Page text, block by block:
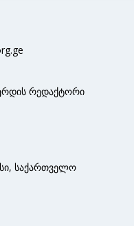
რედაქტორი
საქართველო